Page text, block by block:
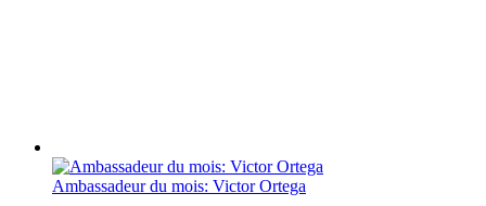
Ambassadeur du mois: Victor Ortega